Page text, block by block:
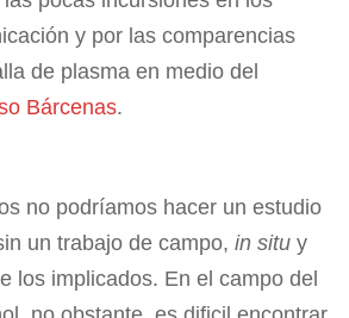
y por las comparencias
de plasma en medio del
Bárcenas.
no podríamos hacer un estudio
un trabajo de campo, in situ y
los implicados. En el campo del